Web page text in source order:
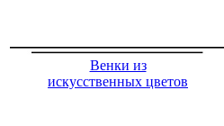
Венки из
искусственных цветов